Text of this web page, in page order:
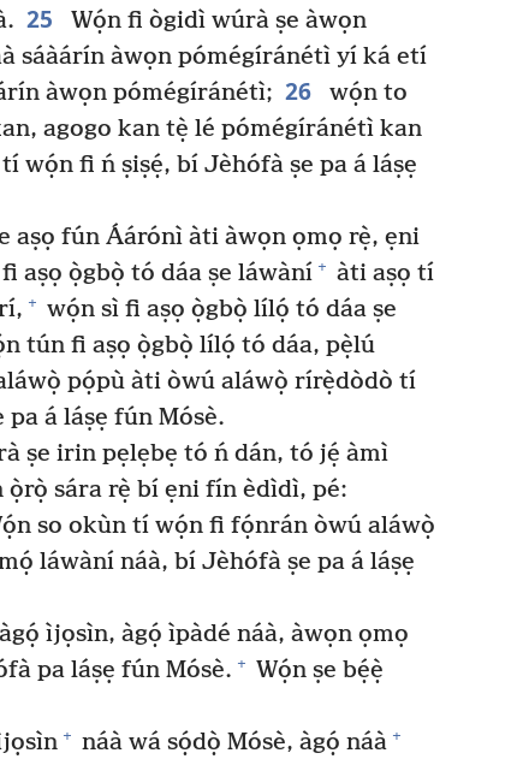
25
Wọ́n fi ògidì wúrà ṣe àwọn
sáàárín àwọn pómégíránétì yí ká etí
àwọn pómégíránétì; 26
wọ́n to
agogo kan tẹ̀ lé pómégíránétì kan
wọ́n fi ń ṣiṣẹ́, bí Jèhófà ṣe pa á láṣẹ
aṣọ fún Áárónì àti àwọn ọmọ rẹ̀, ẹni
aṣọ ọ̀gbọ̀ tó dáa ṣe láwàní + àti aṣọ tí
+ wọ́n sì fi aṣọ ọ̀gbọ̀ lílọ́ tó dáa ṣe
tún fi aṣọ ọ̀gbọ̀ lílọ́ tó dáa, pẹ̀lú
pọ́pù àti òwú aláwọ̀ rírẹ̀dòdò tí
á láṣẹ fún Mósè.
ṣe irin pẹlẹbẹ tó ń dán, tó jẹ́ àmì
ọ̀rọ̀ sára rẹ̀ bí ẹni fín èdìdì, pé:
so okùn tí wọ́n fi fọ́nrán òwú aláwọ̀
láwàní náà, bí Jèhófà ṣe pa á láṣẹ
ìjọsìn, àgọ́ ìpàdé náà, àwọn ọmọ
pa láṣẹ fún Mósè. + Wọ́n ṣe bẹ́ẹ̀
+ náà wá sọ́dọ̀ Mósè, àgọ́ náà +